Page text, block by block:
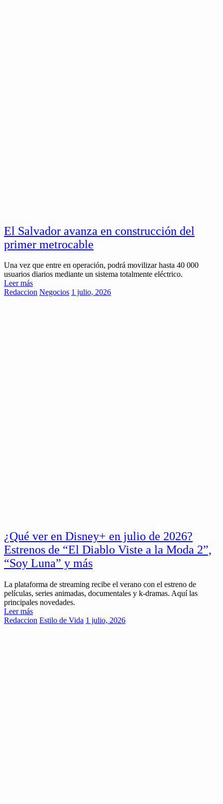
El Salvador avanza en construcción del
primer metrocable
Una vez que entre en operación, podrá movilizar hasta 40 000
usuarios diarios mediante un sistema totalmente eléctrico.
Leer más
Redaccion Negocios 1 julio, 2026
¿Qué ver en Disney+ en julio de 2026?
Estrenos de “El Diablo Viste a la Moda 2”,
“Soy Luna” y más
La plataforma de streaming recibe el verano con el estreno de
películas, series animadas, documentales y k-dramas. Aquí las
principales novedades.
Leer más
Redaccion Estilo de Vida 1 julio, 2026